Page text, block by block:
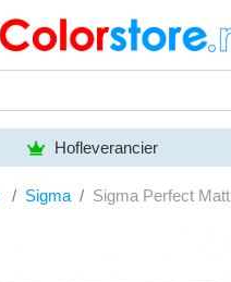
Hofleverancier
Sigma Sigma Perfect Matt